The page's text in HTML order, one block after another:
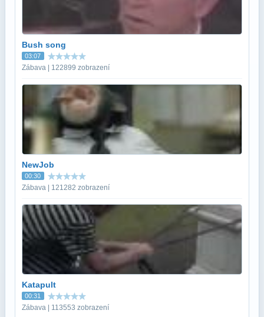
Bush song
03:07
Zábava | 122899 zobrazení
NewJob
00:30
Zábava | 121282 zobrazení
Katapult
00:31
Zábava | 113553 zobrazení